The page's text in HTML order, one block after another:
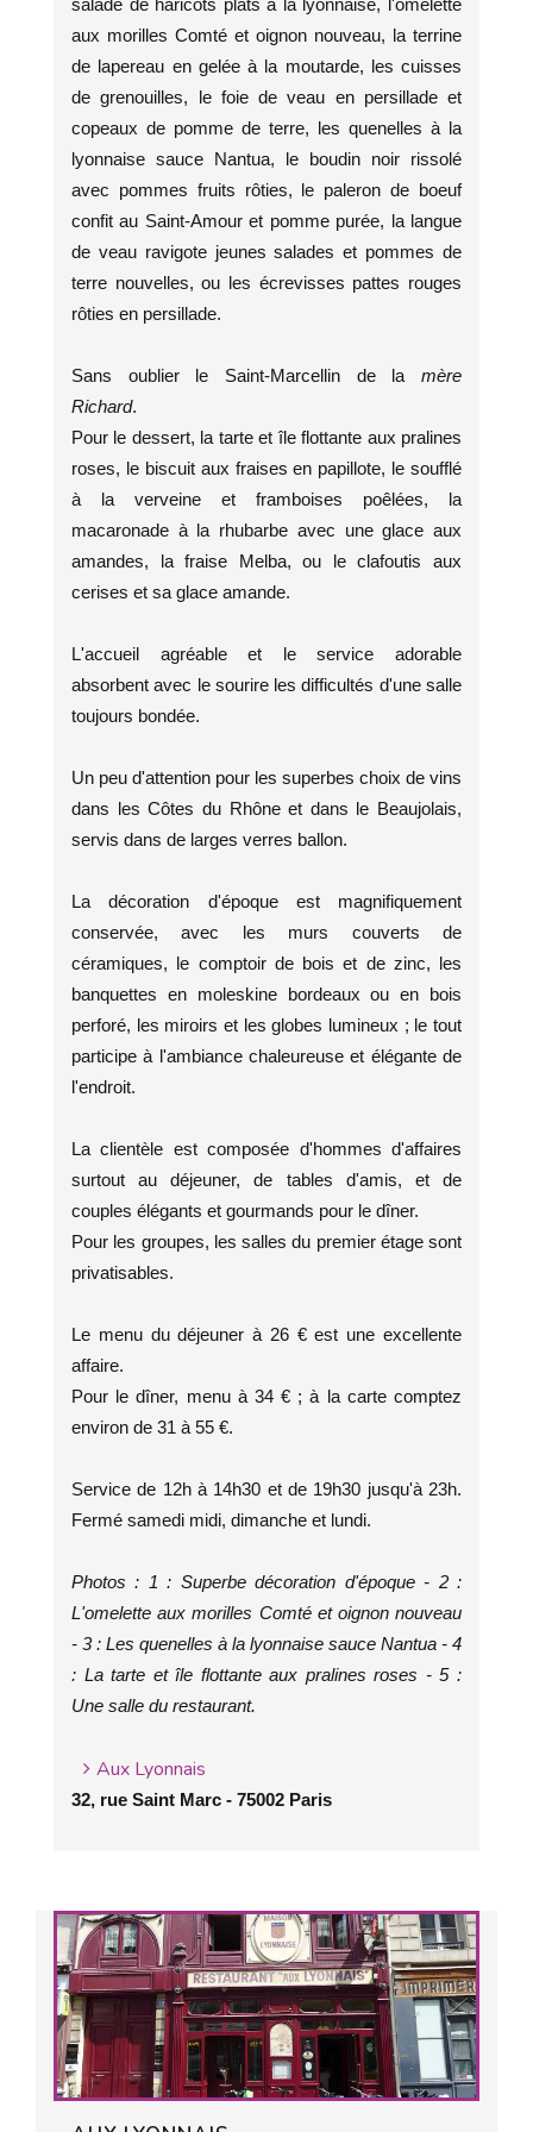
aux morilles Comté et oignon nouveau, la terrine
de lapereau en gelée à la moutarde, les cuisses
de grenouilles, le foie de veau en persillade et
copeaux de pomme de terre, les quenelles à la
lyonnaise sauce Nantua, le boudin noir rissolé
avec pommes fruits rôties, le paleron de boeuf
confit au Saint-Amour et pomme purée, la langue
de veau ravigote jeunes salades et pommes de
terre nouvelles, ou les écrevisses pattes rouges
rôties en persillade.
Sans oublier le Saint-Marcellin de la mère
Richard.
Pour le dessert, la tarte et île flottante aux pralines
roses, le biscuit aux fraises en papillote, le soufflé
à la verveine et framboises poêlées, la
macaronade à la rhubarbe avec une glace aux
amandes, la fraise Melba, ou le clafoutis aux
cerises et sa glace amande.
L'accueil agréable et le service adorable
absorbent avec le sourire les difficultés d'une salle
toujours bondée.
Un peu d'attention pour les superbes choix de vins
dans les Côtes du Rhône et dans le Beaujolais,
servis dans de larges verres ballon.
La décoration d'époque est magnifiquement
conservée, avec les murs couverts de
céramiques, le comptoir de bois et de zinc, les
banquettes en moleskine bordeaux ou en bois
perforé, les miroirs et les globes lumineux ; le tout
participe à l'ambiance chaleureuse et élégante de
l'endroit.
La clientèle est composée d'hommes d'affaires
surtout au déjeuner, de tables d'amis, et de
couples élégants et gourmands pour le dîner.
Pour les groupes, les salles du premier étage sont
privatisables.
Le menu du déjeuner à 26 € est une excellente
affaire.
Pour le dîner, menu à 34 € ; à la carte comptez
environ de 31 à 55 €.
Service de 12h à 14h30 et de 19h30 jusqu'à 23h.
Fermé samedi midi, dimanche et lundi.
Photos : 1 : Superbe décoration d'époque - 2 :
L'omelette aux morilles Comté et oignon nouveau
- 3 : Les quenelles à la lyonnaise sauce Nantua - 4
: La tarte et île flottante aux pralines roses - 5 :
Une salle du restaurant.
Aux Lyonnais
32, rue Saint Marc - 75002 Paris